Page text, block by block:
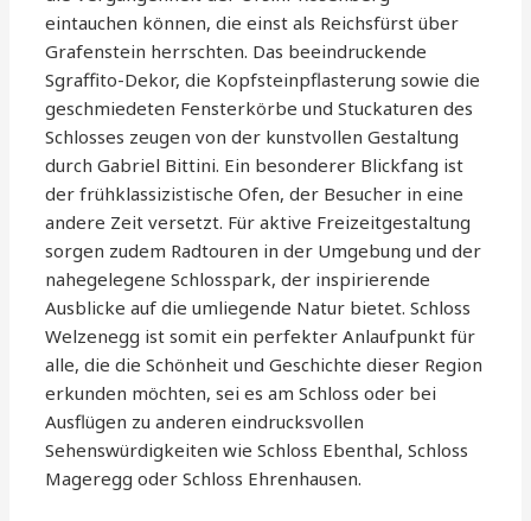
eintauchen können, die einst als Reichsfürst über
Grafenstein herrschten. Das beeindruckende
Sgraffito-Dekor, die Kopfsteinpflasterung sowie die
geschmiedeten Fensterkörbe und Stuckaturen des
Schlosses zeugen von der kunstvollen Gestaltung
durch Gabriel Bittini. Ein besonderer Blickfang ist
der frühklassizistische Ofen, der Besucher in eine
andere Zeit versetzt. Für aktive Freizeitgestaltung
sorgen zudem Radtouren in der Umgebung und der
nahegelegene Schlosspark, der inspirierende
Ausblicke auf die umliegende Natur bietet. Schloss
Welzenegg ist somit ein perfekter Anlaufpunkt für
alle, die die Schönheit und Geschichte dieser Region
erkunden möchten, sei es am Schloss oder bei
Ausflügen zu anderen eindrucksvollen
Sehenswürdigkeiten wie Schloss Ebenthal, Schloss
Mageregg oder Schloss Ehrenhausen.